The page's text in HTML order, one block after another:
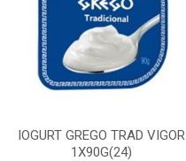
IOGURT GREGO TRAD VIGOR
1X90G(24)